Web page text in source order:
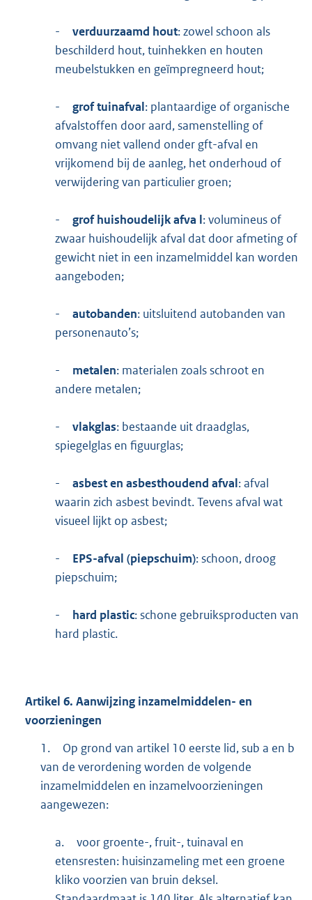
- verduurzaamd hout: zowel schoon als
beschilderd hout, tuinhekken en houten
meubelstukken en geïmpregneerd hout;
- grof tuinafval: plantaardige of organische
afvalstoffen door aard, samenstelling of
omvang niet vallend onder gft-afval en
vrijkomend bij de aanleg, het onderhoud of
verwijdering van particulier groen;
- grof huishoudelijk afva l: volumineus of
zwaar huishoudelijk afval dat door afmeting of
gewicht niet in een inzamelmiddel kan worden
aangeboden;
- autobanden: uitsluitend autobanden van
personenauto’s;
- metalen: materialen zoals schroot en
andere metalen;
- vlakglas: bestaande uit draadglas,
spiegelglas en figuurglas;
- asbest en asbesthoudend afval: afval
waarin zich asbest bevindt. Tevens afval wat
visueel lijkt op asbest;
- EPS-afval (piepschuim): schoon, droog
piepschuim;
- hard plastic: schone gebruiksproducten van
hard plastic.
Artikel 6. Aanwijzing inzamelmiddelen- en
voorzieningen
1.
Op grond van artikel 10 eerste lid, sub a en b
van de verordening worden de volgende
inzamelmiddelen en inzamelvoorzieningen
aangewezen:
a.
voor groente-, fruit-, tuinaval en
etensresten: huisinzameling met een groene
kliko voorzien van bruin deksel.